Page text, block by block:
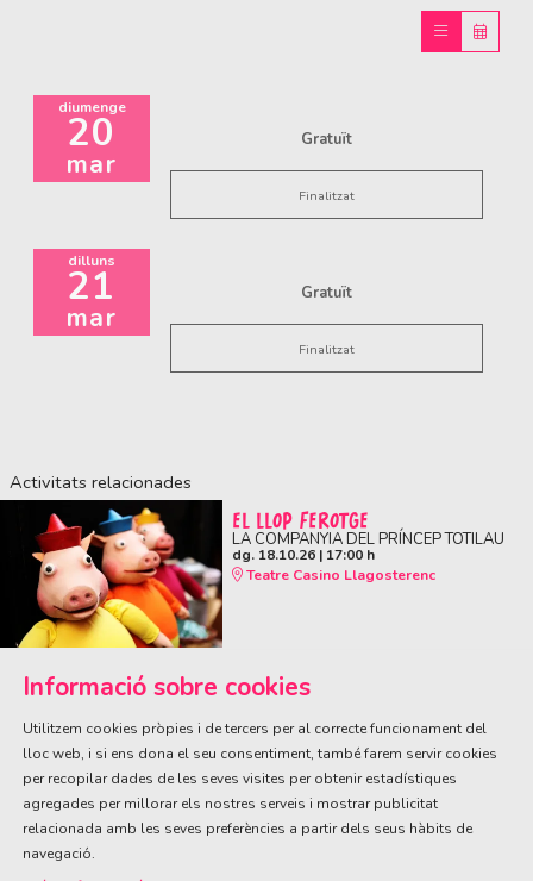
diumenge
20
mar
Gratuït
Finalitzat
dilluns
21
mar
Gratuït
Finalitzat
Activitats relacionades
EL LLOP FEROTGE
LA COMPANYIA DEL PRÍNCEP TOTILAU
dg. 18.10.26| 17:00 h
Teatre Casino Llagosterenc
ÀREA DE CULTURA
Olivareta, 38 · T. 972 83 00 05cultura@llagostera.cat
Sitemap
Informació sobre cookies
Utilitzem cookies pròpies i de tercers per al correcte funcionament del
lloc web, i si ens dona el seu consentiment, també farem servir cookies
per recopilar dades de les seves visites per obtenir estadístiques
agregades per millorar els nostres serveis i mostrar publicitat
relacionada amb les seves preferències a partir dels seus hàbits de
navegació.